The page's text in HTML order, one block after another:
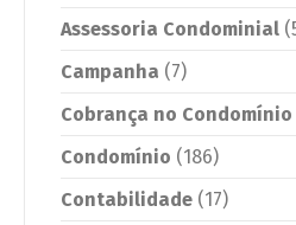
Assessoria Condominial
Campanha (7)
Cobrança no Condomínio
Condomínio (186)
Contabilidade (17)